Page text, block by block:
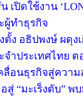
เปิดใช้งาน
ผู้ทำธุรกิจ
ตั้ง อธิปพงษ์ ผดุง
จำประเทศไทย
อนธุรกิจสู่ความ
“มะเร็งตับ” พ